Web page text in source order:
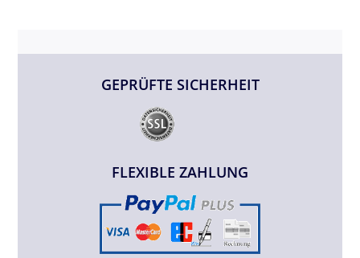
GEPRÜFTE SICHERHEIT
FLEXIBLE ZAHLUNG